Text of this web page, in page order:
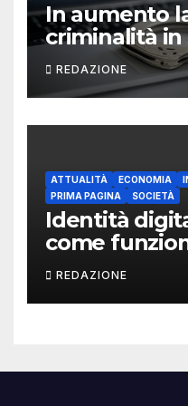
In aumento
criminalità in
REDAZIONE
ATTUALITÀ ECONOMIA
PRIMA PAGINA
SOCIETÀ
Identità
come
REDAZIONE